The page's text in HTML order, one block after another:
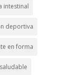
intestinal
deportiva
en forma
saludable